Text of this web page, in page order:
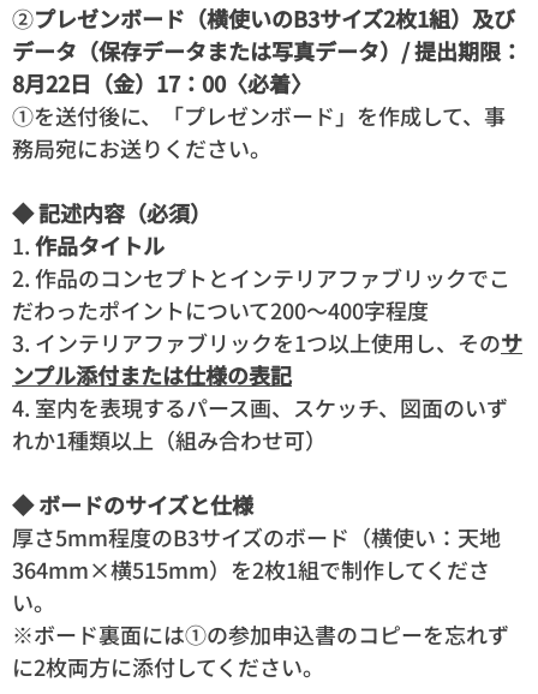
②プレゼンボード（横使いのB3サイズ2枚1組） 及び
データ（保存データまたは写真データ） / 提出期限：
8月22日（金）17：00〈必着〉
①を送付後に、「プレゼンボード」を作成して、事
務局宛にお送りください。
◆ 記述内容（必須）
1.作品タイトル
2. 作品のコンセプトとインテリアファブリックでこ
だわったポイントについて200～400字程度
3. インテリアファブリックを1つ以上使用し、そのサ
ンプル添付または仕様の表記
4. 室内を表現するパース画、スケッチ、図面のいず
れか1種類以上（組み合わせ可）
◆ ボードのサイズと仕様
厚さ5mm程度のB3サイズのボード（横使い：天地
364mm×横515mm）を2枚1組で制作してくださ
い。
※ボード裏面には①の参加申込書のコピーを忘れず
に2枚両方に添付してください。